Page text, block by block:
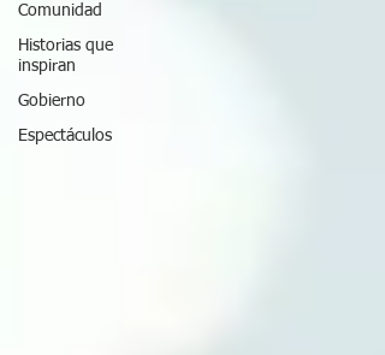
Comunidad
Historias que
inspiran
Gobierno
Espectáculos